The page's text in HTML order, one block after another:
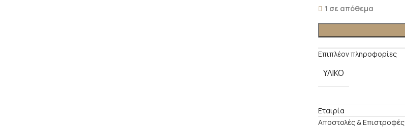
1 σε απόθεμα
Επιπλέον πληροφορίες
ΥΛΙΚΟ
Εταιρία
Αποστολές & Επιστροφές